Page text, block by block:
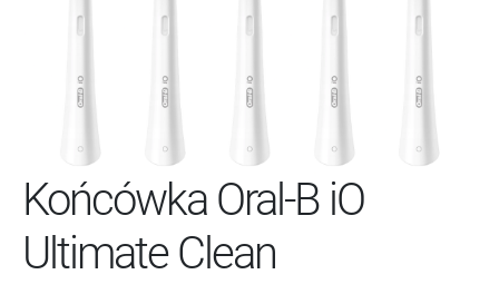
Końcówka Oral-B iO
Ultimate Clean